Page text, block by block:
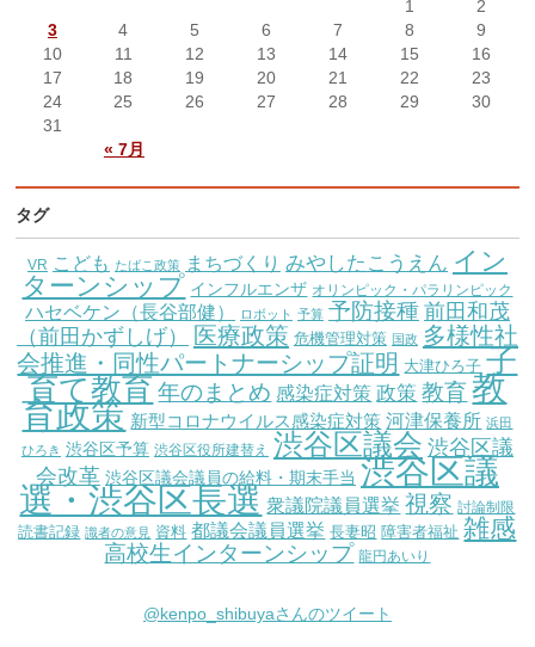
« 7月
1
2
3
4 5 6 7 8
9
10
11 12 13 14 15
16
17
18 19 20 21 22
23
24
25 26 27 28 29
30
31
タグ
VR こども たばこ政策 まちづくり みやしたこうえん イン
ターンシップ インフルエンザ オリンピック・パラリンピック
ハセベケン（長谷部健） ロボット 予算 予防接種 前田和茂
（前田かずしげ）
医療政策 危機管理対策 国政 多様性社
会推進・同性パートナーシップ証明 大津ひろ子 子
育て教育 年のまとめ 感染症対策 政策 教育 教
育政策 新型コロナウイルス感染症対策 河津保養所 浜田
ひろき 渋谷区予算 渋谷区役所建替え 渋谷区議会 渋谷区議
会改革 渋谷区議会議員の給料・期末手当 渋谷区議
選・渋谷区長選 衆議院議員選挙 視察 討論制限
読書記録 識者の意見 資料 都議会議員選挙 長妻昭 障害者福祉 雑感
高校生インターンシップ 龍円あいり
@kenpo_shibuyaさんのツイート